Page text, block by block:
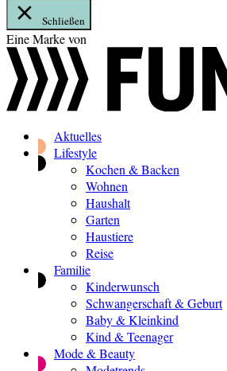
Schließen
Zum
Inhalt
springen
Eine Marke von
Aktuelles
Lifestyle
Kochen & Backen
Wohnen
Haushalt
Garten
Haustiere
Reise
Familie
Kinderwunsch
Schwangerschaft & Geburt
Baby & Kleinkind
Kind & Teenager
Mode & Beauty